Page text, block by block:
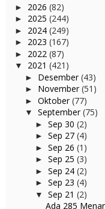
► 2026 (82)
► 2025 (244)
► 2024 (249)
► 2023 (167)
► 2022 (87)
▼ 2021 (421)
► Desember(43)
► November(51)
► Oktober(77)
▼ September(75)
► Sep 30 (2)
► Sep 27 (4)
► Sep 26 (1)
► Sep 25 (3)
► Sep 24 (2)
► Sep 23 (4)
▼ Sep 21 (2)
Ada 285